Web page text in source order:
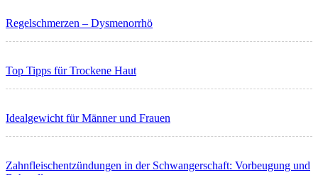
Regelschmerzen – Dysmenorrhö
Top Tipps für Trockene Haut
Idealgewicht für Männer und Frauen
Zahnfleischentzündungen in der Schwangerschaft: Vorbeugung und